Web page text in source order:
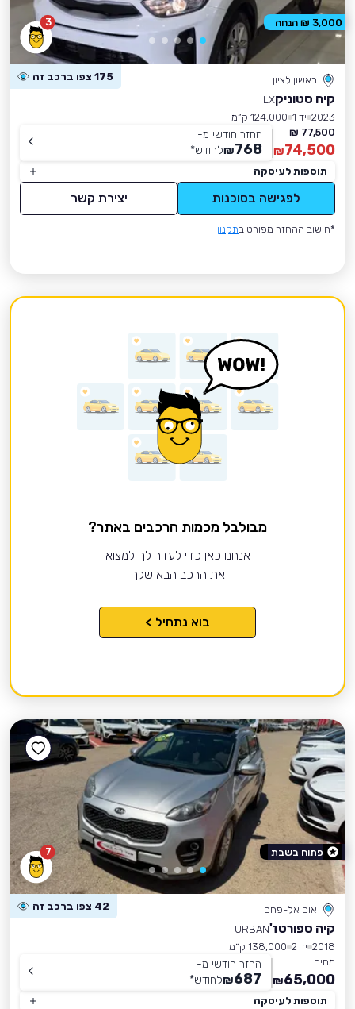
3
ראשון לציון 175 צפו ברכב זה
קיה סטוניקLX
2023 יד 1
124,000 ק״מ
77,500 ₪
74,500
₪
החזר חודשי מ-
768
₪לחודש*
תוספות לעיסקה
לפגישה בסוכנות יצירת קשר
*חישוב ההחזר מפורט בתקנון
3,000 ₪ הנחה
מבולבל מכמות הרכבים באתר?
אנחנו כאן כדי לעזור לך למצוא
את הרכב הבא שלך
בוא נתחיל >
7
אום אל-פחם 42 צפו ברכב זה
קיה ספורטז'URBAN
2018 יד 2
138,000 ק״מ
מחיר
65,000
₪
החזר חודשי מ-
687
₪לחודש*
תוספות לעיסקה
פתוח בשבת